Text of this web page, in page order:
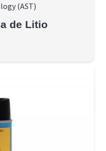
(AST)
de Litio